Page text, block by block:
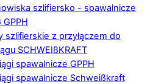
szlifiersko - spawalnicze
GPPH
szlifierskie z przyłączem do
SCHWEIßKRAFT
spawalnicze GPPH
spawalnicze Schweißkraft